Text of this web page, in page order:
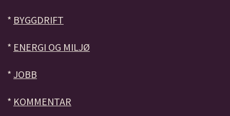
* BYGGDRIFT
* ENERGI OG MILJØ
* JOBB
* KOMMENTAR